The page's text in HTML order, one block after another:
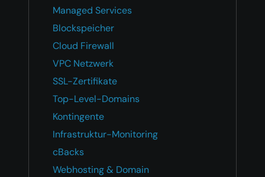
Managed Services
Blockspeicher
Cloud Firewall
VPC Netzwerk
SSL-Zertifikate
Top-Level-Domains
Kontingente
Infrastruktur-Monitoring
cBacks
Webhosting & Domain